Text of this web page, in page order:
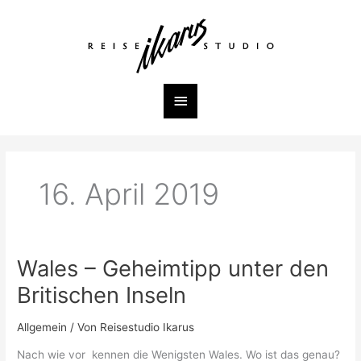
Hauptmenü
16. April 2019
Wales – Geheimtipp unter den
Britischen Inseln
Allgemein / Von Reisestudio Ikarus
Nach wie vor kennen die Wenigsten Wales. Wo ist das genau?
Wales
Geheimtipp
den
Britischen